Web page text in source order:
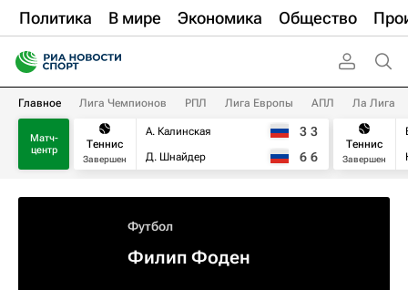
Политика В мире Экономика Общество
Главное Лига Чемпионов РПЛ Лига Европы АПЛ Ла Лига
Матч-
центр
Теннис
Завершен
А. Калинская
Д. Шнайдер
3 3
6 6
Теннис
Завершен
Футбол
Филип Фоден